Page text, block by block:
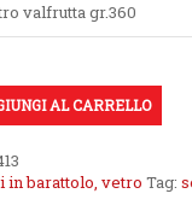
valfrutta gr.360
AL CARRELLO
in barattolo, vetro Tag: